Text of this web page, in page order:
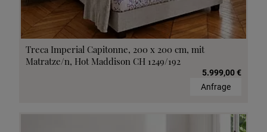
Treca Imperial Capitonne, 200 x 200 cm, mit
Matratze/n, Hot Maddison CH 1249/192
5.999,00 €
Anfrage